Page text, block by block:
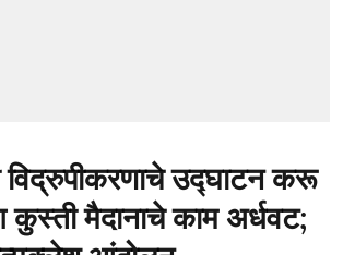
विद्रुपीकरणाचे उद्घाटन करू
मैदानाचे काम अर्धवट;